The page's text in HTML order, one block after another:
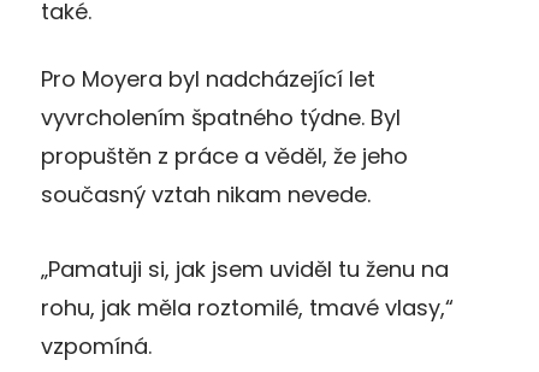
také.
Pro Moyera byl nadcházející let
vyvrcholením špatného týdne. Byl
propuštěn z práce a věděl, že jeho
současný vztah nikam nevede.
„Pamatuji si, jak jsem uviděl tu ženu na
rohu, jak měla roztomilé, tmavé vlasy,“
vzpomíná.